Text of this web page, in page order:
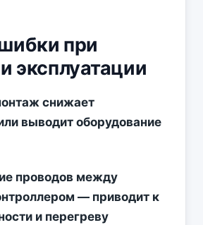
при
эксплуатации
снижает
выводит оборудование
проводов между
— приводит к
и перегреву